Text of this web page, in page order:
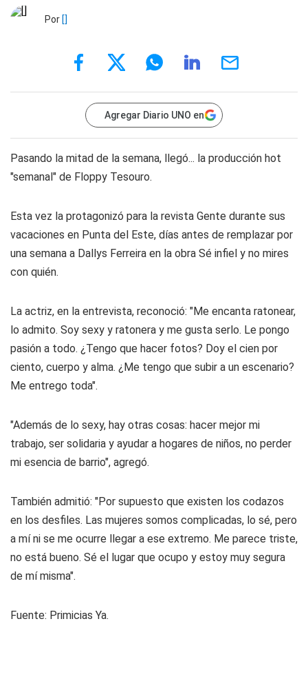
Por []
Agregar Diario UNO en
Pasando la mitad de la semana, llegó... la producción hot
"semanal" de Floppy Tesouro.
Esta vez la protagonizó para la revista Gente durante sus
vacaciones en Punta del Este, días antes de remplazar por
una semana a Dallys Ferreira en la obra Sé infiel y no mires
con quién.
La actriz, en la entrevista, reconoció: "Me encanta ratonear,
lo admito. Soy sexy y ratonera y me gusta serlo. Le pongo
pasión a todo. ¿Tengo que hacer fotos? Doy el cien por
ciento, cuerpo y alma. ¿Me tengo que subir a un escenario?
Me entrego toda".
"Además de lo sexy, hay otras cosas: hacer mejor mi
trabajo, ser solidaria y ayudar a hogares de niños, no perder
mi esencia de barrio", agregó.
También admitió: "Por supuesto que existen los codazos
en los desfiles. Las mujeres somos complicadas, lo sé, pero
a mí ni se me ocurre llegar a ese extremo. Me parece triste,
no está bueno. Sé el lugar que ocupo y estoy muy segura
de mí misma".
Fuente: Primicias Ya.